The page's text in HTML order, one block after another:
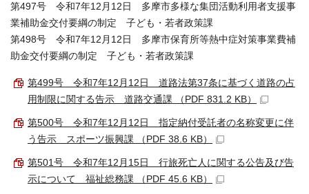
第497号 令和7年12月12日 多摩市多様な集団活動利用者支援事
業補助金交付要綱の制定 子ども・若者政策課
第498号 令和7年12月12日 多摩市保育所等熱中症対策事業費補
助金交付要綱の制定 子ども・若者政策課
第499号 令和7年12月12日 道路法第37条に基づく道路の占
用制限に関する告示 道路交通課 （PDF 831.2 KB）
第500号 令和7年12月12日 指定納付受託者の名称変更に伴
う告示 スポーツ振興課 （PDF 38.6 KB）
第501号 令和7年12月15日 行旅死亡人に関する公告及び告
示について 福祉総務課 （PDF 45.6 KB）